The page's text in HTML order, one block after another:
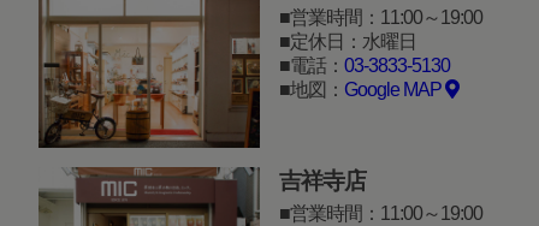
営業時間：11:00～19:00
定休日：水曜日
電話： 03-3833-5130
地図： Google MAP
吉祥寺店
営業時間：11:00～19:00